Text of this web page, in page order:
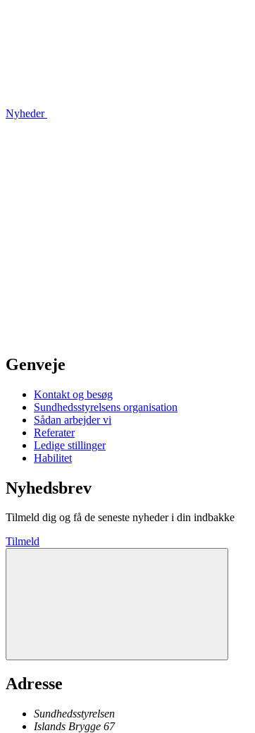
Nyheder
Genveje
Kontakt og besøg
Sundhedsstyrelsens organisation
Sådan arbejder vi
Referater
Ledige stillinger
Habilitet
Nyhedsbrev
Tilmeld dig og få de seneste nyheder i din indbakke
Tilmeld
Adresse
Sundhedsstyrelsen
Islands Brygge 67